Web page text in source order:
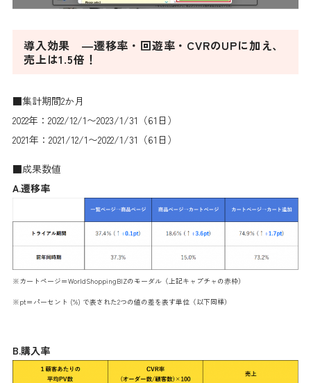
導入効果 ―遷移率・回遊率・CVRのUPに加え、
売上は1.5倍！
■集計期間2か月
2022年：2022/12/1〜2023/1/31（61日）
2021年：2021/12/1〜2022/1/31（61日）
■成果数値
A.遷移率
※カートページ＝WorldShoppingBIZのモーダル（上記キャプチャの赤枠）
※pt＝パーセント (%) で表された2つの値の差を表す単位（以下同様）
B.購入率